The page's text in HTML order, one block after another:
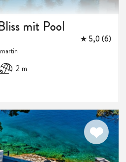
mit Pool
★ 5,0 (6)
2 m